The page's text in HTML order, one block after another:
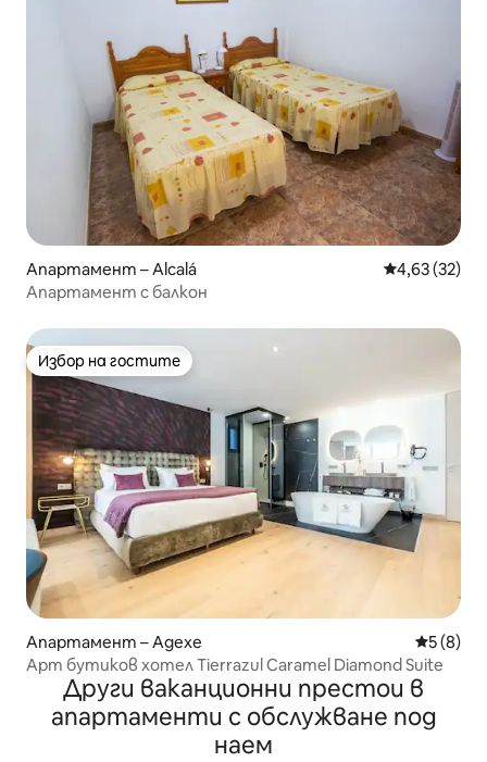
Апартамент – Alcalá Средна
4,63 (32)
Апартамент с балкон
Избор на гостите
Избор на гостите
Апартамент – Адехе Средна
5 (8)
Арт бутиков хотел Tierrazul Caramel Diamond Suite
Други ваканционни престои в
апартаменти с обслужване под
наем